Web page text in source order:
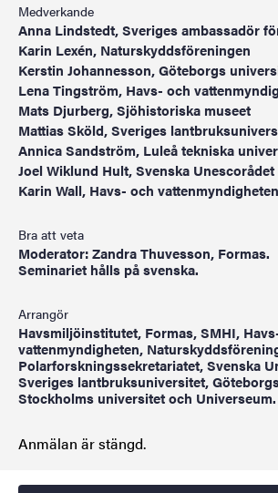
Medverkande
Anna Lindstedt, Sveriges ambassadör
Karin Lexén, Naturskyddsföreningen
Kerstin Johannesson, Göteborgs
Lena Tingström, Havs- och
Mats Djurberg, Sjöhistoriska museet
Mattias Sköld, Sveriges
Annica Sandström, Luleå tekniska
Joel Wiklund Hult, Svenska Unescorådet
Karin Wall, Havs- och vattenmyndigheten
Bra att veta
Moderator: Zandra Thuvesson, Formas.
Seminariet hålls på svenska.
Arrangör
Havsmiljöinstitutet, Formas, SMHI,
vattenmyndigheten,
Polarforskningssekretariatet, Svenska
Sveriges lantbruksuniversitet,
Stockholms universitet och Universeum.
Anmälan är stängd.